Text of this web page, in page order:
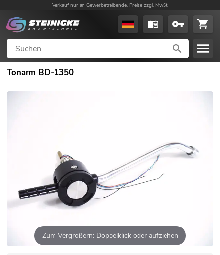
Verkauf nur an Gewerbetreibende. Preise zzgl. MwSt.
Tonarm BD-1350
Zum Vergrößern: Doppelklick oder aufziehen